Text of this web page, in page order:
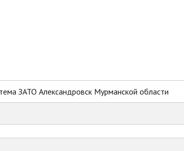
ЗАТО Александровск Мурманской области